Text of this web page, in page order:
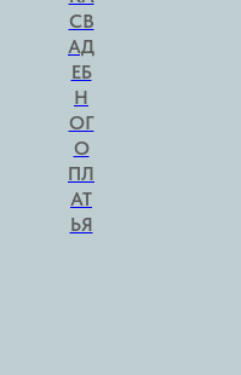
СВ
АД
ЕБ
Н
ОГ
О
ПЛ
АТ
ЬЯ